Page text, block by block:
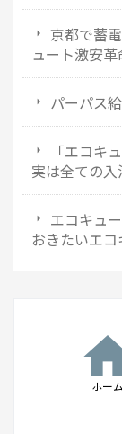
京都で蓄
ュート激安革
パーパス
「エコキ
実は全ての
エコキュ
おきたいエ
ホーム